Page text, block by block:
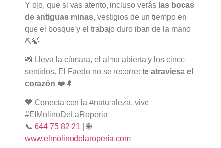
Y ojo, que si vas atento, incluso verás las bocas
de antiguas minas, vestigios de un tiempo en
que el bosque y el trabajo duro iban de la mano
⛏️🍃
📸 Lleva la cámara, el alma abierta y los cinco
sentidos. El Faedo no se recorre: te atraviesa el
corazón ❤️🌲
🧡 Conecta con la #naturaleza, vive
#ElMolinoDeLaRoperia
📞 644 75 82 21 | 🌐
www.elmolinodelaroperia.com